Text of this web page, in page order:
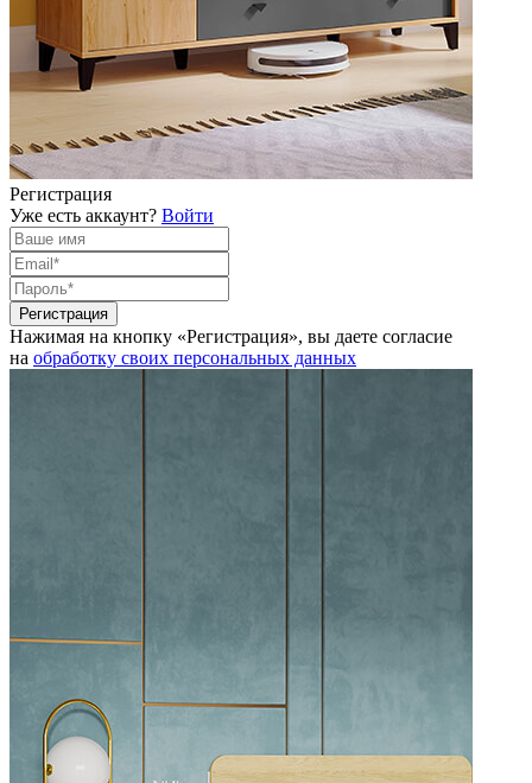
Регистрация
Уже есть аккаунт? Войти
Нажимая на кнопку «Регистрация», вы даете согласие
на обработку своих персональных данных